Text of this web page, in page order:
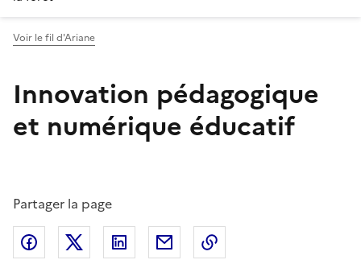
Voir le fil d'Ariane
Innovation pédagogique
et numérique éducatif
Partager la page
Partager sur Facebook
Partager sur X (anciennement Twitter)
Partager sur LinkedIn
Partager par email